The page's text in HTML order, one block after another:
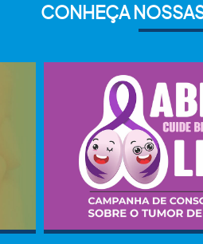
CONHEÇA